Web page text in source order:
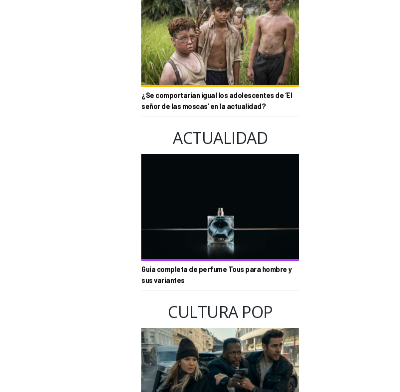
¿Se comportarían igual los adolescentes de ‘El
señor de las moscas’ en la actualidad?
ACTUALIDAD
Guía completa de perfume Tous para hombre y
sus variantes
CULTURA POP